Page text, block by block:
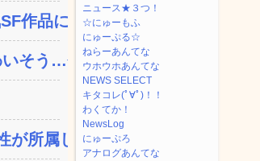
作品に絶...
いそう…会...
が所属し...
ニュース★３つ！
☆にゅーもふ
にゅーぷる☆
ねらーあんてな
ウホウホあんてな
NEWS SELECT
キタコレ(ﾟ∀ﾟ)！！
わくてか！
NewsLog
にゅーぷろ
アナログあんてな